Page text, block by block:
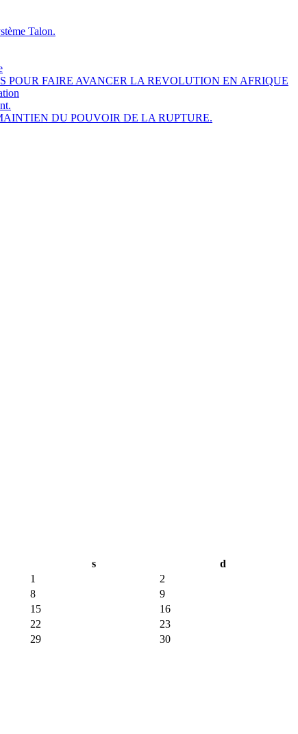
Talon.
POUR FAIRE AVANCER LA REVOLUTION EN AFRIQUE
DU POUVOIR DE LA RUPTURE.
s
d
1
2
8
9
15
16
22
23
29
30